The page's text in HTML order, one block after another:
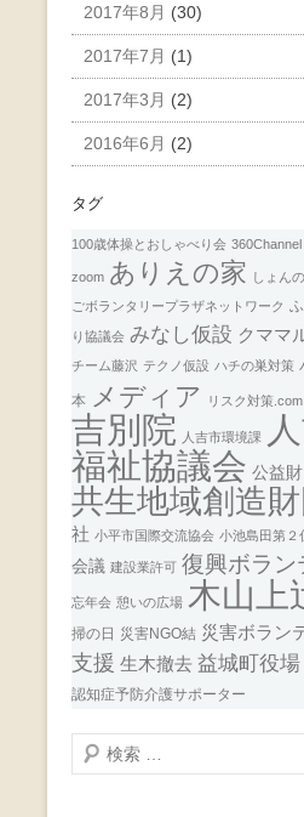
2017年8月 (30)
2017年7月 (1)
2017年3月 (2)
2016年6月 (2)
タグ
100歳体操とおしゃべり会 360Channel
zoom ありえの家 しょん
ごボランタリープラザネットワーク
り協議会 みなし仮設 クママ
チーム藤沢 テクノ仮設 ハチの巣対策
本 メディア リスク対策.com
吉別院
人吉市環境課
福祉協議会 公益
共生地域創造財
社 小平市国際交流協会 小池島田第２
会議 建設業許可 復興ボラン
忘年会 憩いの広場 木山上
掃の日 災害NGO結 災害ボラン
支援 生木撤去 益城町役場
認知症予防介護サポーター
検
索